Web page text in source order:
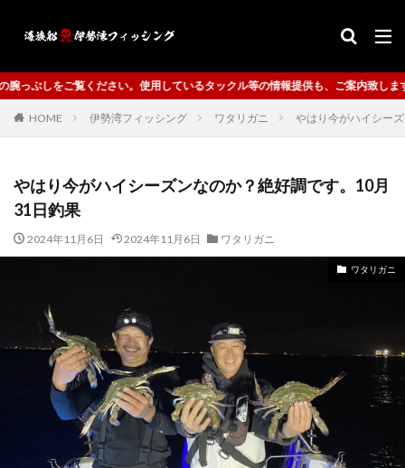
るタックル等の情報提供も、ご案内致します。
HOME 伊勢湾フィッシング ワタリガニ やはり今がハイシー
やはり今がハイシーズンなのか？絶好調です。10月
31日釣果
2024年11月6日 2024年11月6日 ワタリガニ
ワタリガニ